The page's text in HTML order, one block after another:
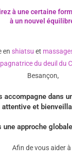
à une certaine
à un nouvel
en shiatsu et
du deuil du
Besançon,
accompagne dans
attentive et
une approche
Afin de vous aider à